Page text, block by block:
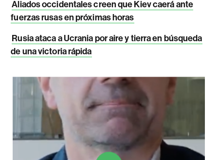
Aliados occidentales creen que Kiev caerá ante
fuerzas rusas en próximas horas
Rusia ataca a Ucrania por aire y tierra en búsqueda
de una victoria rápida